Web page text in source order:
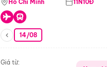
- Phoenix
Hồ Chí Minh 11N10Đ
14/08
Giá từ: